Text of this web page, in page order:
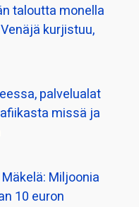
taloutta monella
kurjistuu,
palvelualat
missä ja
Miljoonia
10 euron